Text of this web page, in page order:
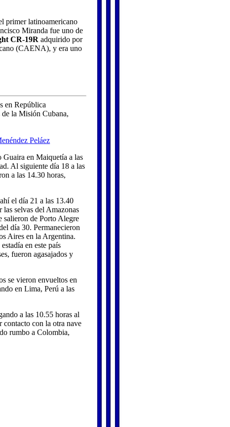
primer latinoamericano
Miranda fue uno de
CR-19R adquirido por
(CAENA), y era uno
en República
la Misión Cubana,
Peláez
Guaira en Maiquetía a las
Al siguiente día 18 a las
a las 14.30 horas,
el día 21 a las 13.40
las selvas del Amazonas
de Porto Alegre
día 30. Permanecieron
Aires en la Argentina.
en este país
fueron agasajados y
se vieron envueltos en
en Lima, Perú a las
a las 10.55 horas al
contacto con la otra nave
rumbo a Colombia,